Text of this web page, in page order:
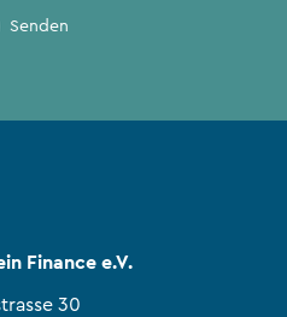
Senden
Finance e.V.
30